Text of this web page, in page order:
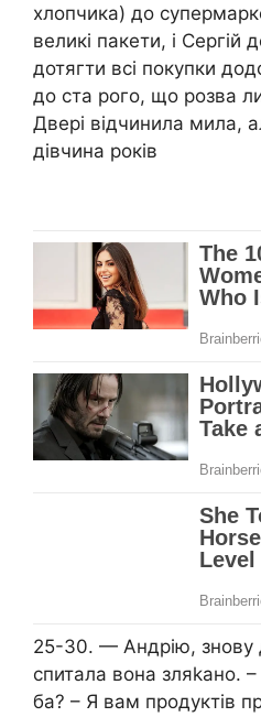
хлопчика) до
великі пакети, і Сергій
дотягти всі покупки
до ста рого, що розва
Двері відчинила мила,
дівчина років
25-30. — Андрію, знову
спитала вона зляkано.
ба? – Я вам продуктів